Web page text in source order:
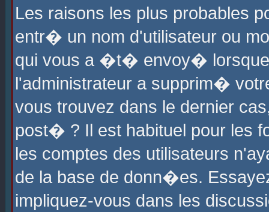
Les raisons les plus probables
entr� un nom d'utilisateur ou
qui vous a �t� envoy�
l'administrateur a supprim�
vous trouvez dans le dernier
post� ? Il est habituel pour les
les comptes des utilisateurs
de la base de donn�es.
impliquez-vous dans les